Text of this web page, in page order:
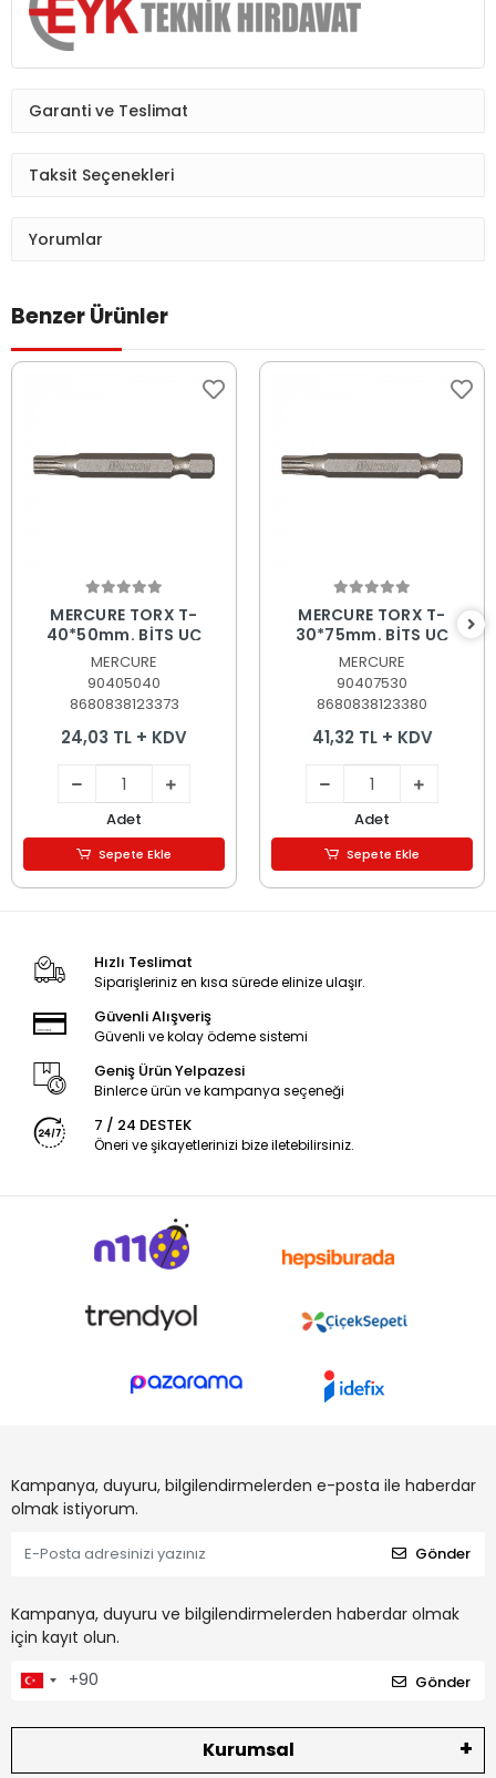
Garanti ve Teslimat
Taksit Seçenekleri
Yorumlar
Benzer Ürünler
MERCURE TORX T-
40*50mm. BİTS UÇ
MERCURE
90405040
8680838123373
24,03 TL + KDV
Adet
Sepete Ekle
MERCURE TORX T-
30*75mm. BİTS UÇ
MERCURE
90407530
8680838123380
41,32 TL + KDV
Adet
Sepete Ekle
Hızlı Teslimat
Siparişleriniz en kısa sürede elinize ulaşır.
Güvenli Alışveriş
Güvenli ve kolay ödeme sistemi
Geniş Ürün Yelpazesi
Binlerce ürün ve kampanya seçeneği
7 / 24 DESTEK
Öneri ve şikayetlerinizi bize iletebilirsiniz.
Kampanya, duyuru, bilgilendirmelerden e-posta ile haberdar
olmak istiyorum.
Gönder
Kampanya, duyuru ve bilgilendirmelerden haberdar olmak
için kayıt olun.
Gönder
Kurumsal